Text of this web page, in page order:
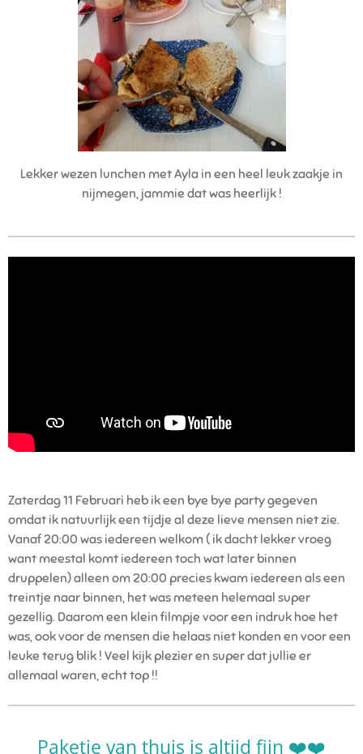
Lekker wezen lunchen met Ayla in een heel leuk zaakje in
nijmegen, jammie dat was heerlijk !
Zaterdag 11 Februari heb ik een bye bye party gegeven
omdat ik natuurlijk een tijdje al deze lieve mensen niet zie.
Vanaf 20:00 was iedereen welkom ( ik dacht lekker vroeg
want meestal komt iedereen toch wat later binnen
druppelen) alleen om 20:00 precies kwam iedereen als een
treintje naar binnen, het was meteen helemaal super
gezellig. Daarom een klein filmpje voor een indruk hoe het
was, ook voor de mensen die helaas niet konden en voor een
leuke terug blik ! Veel kijk plezier en super dat jullie er
allemaal waren, echt top !!
Paketje van thuis is altijd fijn ❤️❤️